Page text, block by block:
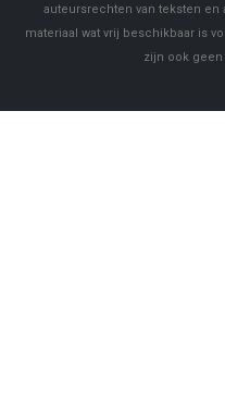
auteursrechten van teksten
materiaal wat vrij beschikbaar is
zijn ook